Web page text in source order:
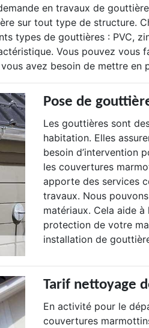
en travaux de
sur tout type de structure.
types de gouttières : PVC,
Vous pouvez vous
avez besoin de mettre en
Pose de
Les gouttières sont
habitation. Elles
besoin d’intervention
les couvertures
apporte des services
travaux. Nous
matériaux. Cela aide à
protection de votre
installation de
Tarif nettoyage
En activité pour le
couvertures